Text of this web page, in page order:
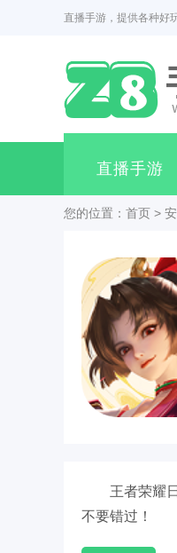
直播手游，提供各种好
直播手游
您的位置： 首页 >
王者荣耀
不要错过！